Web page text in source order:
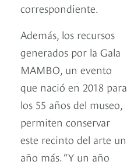
correspondiente.
Además, los recursos
generados por la Gala
MAMBO, un evento
que nació en 2018 para
los 55 años del museo,
permiten conservar
este recinto del arte un
año más. “Y un año